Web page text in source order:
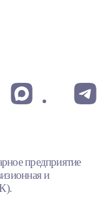
предприятие
и